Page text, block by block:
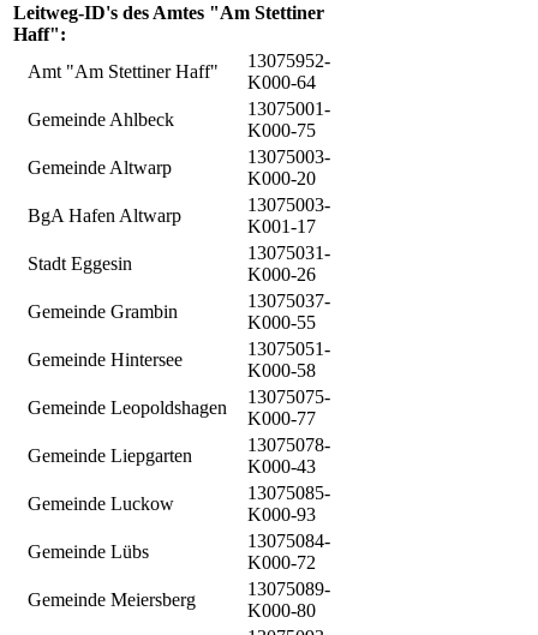
Leitweg-ID's des Amtes "Am Stettiner
Haff":
Amt "Am Stettiner Haff"
13075952-
K000-64
Gemeinde Ahlbeck
13075001-
K000-75
Gemeinde Altwarp
13075003-
K000-20
BgA Hafen Altwarp
13075003-
K001-17
Stadt Eggesin
13075031-
K000-26
Gemeinde Grambin
13075037-
K000-55
Gemeinde Hintersee
13075051-
K000-58
Gemeinde Leopoldshagen
13075075-
K000-77
Gemeinde Liepgarten
13075078-
K000-43
Gemeinde Luckow
13075085-
K000-93
Gemeinde Lübs
13075084-
K000-72
Gemeinde Meiersberg
13075089-
K000-80